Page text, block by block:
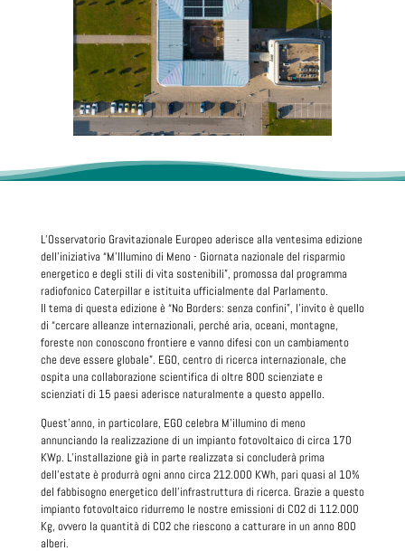
L’Osservatorio Gravitazionale Europeo aderisce alla ventesima edizione
dell’iniziativa “M’Illumino di Meno - Giornata nazionale del risparmio
energetico e degli stili di vita sostenibili”, promossa dal programma
radiofonico Caterpillar e istituita ufficialmente dal Parlamento.
Il tema di questa edizione è “No Borders: senza confini”, l’invito è quello
di “cercare alleanze internazionali, perché aria, oceani, montagne,
foreste non conoscono frontiere e vanno difesi con un cambiamento
che deve essere globale”. EGO, centro di ricerca internazionale, che
ospita una collaborazione scientifica di oltre 800 scienziate e
scienziati di 15 paesi aderisce naturalmente a questo appello.
Quest’anno, in particolare, EGO celebra M’illumino di meno
annunciando la realizzazione di un impianto fotovoltaico di circa 170
KWp. L’installazione già in parte realizzata si concluderà prima
dell’estate è produrrà ogni anno circa 212.000 KWh, pari quasi al 10%
del fabbisogno energetico dell’infrastruttura di ricerca. Grazie a questo
impianto fotovoltaico ridurremo le nostre emissioni di CO2 di 112.000
Kg, ovvero la quantità di CO2 che riescono a catturare in un anno 800
alberi.